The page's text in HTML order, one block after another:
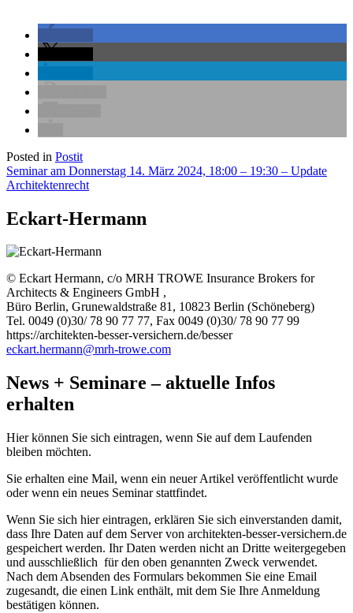
Posted in Postit
Beitragsnavigation
Seminar am Donnerstag 14. März 2024, 18:00 – 19:30 – Update
Architektenrecht
Eckart-Hermann
© Eckart Hermann, c/o MRH TROWE Insurance Brokers for
Architects & Engineers GmbH ,
Büro Berlin, Grunewaldstraße 81, 10823 Berlin (Schöneberg)
Tel. 0049 (0)30/ 78 90 77 77, Fax 0049 (0)30/ 78 90 77 99
https://architekten-besser-versichern.de/besser
eckart.hermann@mrh-trowe.com
News + Seminare – aktuelle Infos
erhalten
Hier können Sie sich eintragen, wenn Sie auf dem Laufenden
bleiben möchten.
Sie erhalten eine Mail, wenn ein neuer Artikel veröffentlicht wurde
oder wenn ein neues Seminar stattfindet.
Wenn Sie sich hier eintragen, erklären Sie sich einverstanden damit,
dass Ihre Daten auf dem Server von architekten-besser-versichern.de
gespeichert werden. Ihr Daten werden nicht an Dritte weitergegeben
und ausschließlich für den oben genannten Zweck verwendet.
Nach dem Absenden des Formulars bekommen Sie eine Email
zugesandt, die einen Link enthält, mit dem Sie Ihre Anmeldung
bestätigen können.